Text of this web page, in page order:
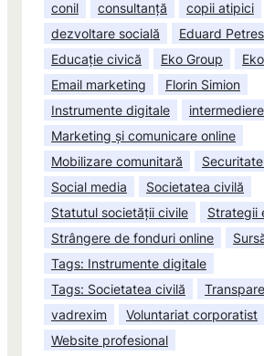
conil
consultanță
copii atipici
dezvoltare socială
Eduard
Educație civică
Eko Group
Email marketing
Florin Simion
Instrumente digitale
intermediere
Marketing și comunicare online
Mobilizare comunitară
Social media
Societatea civilă
Statutul societății civile
Strategii
Strângere de fonduri online
Tags: Instrumente digitale
Tags: Societatea civilă
vadrexim
Voluntariat corporatist
Website profesional